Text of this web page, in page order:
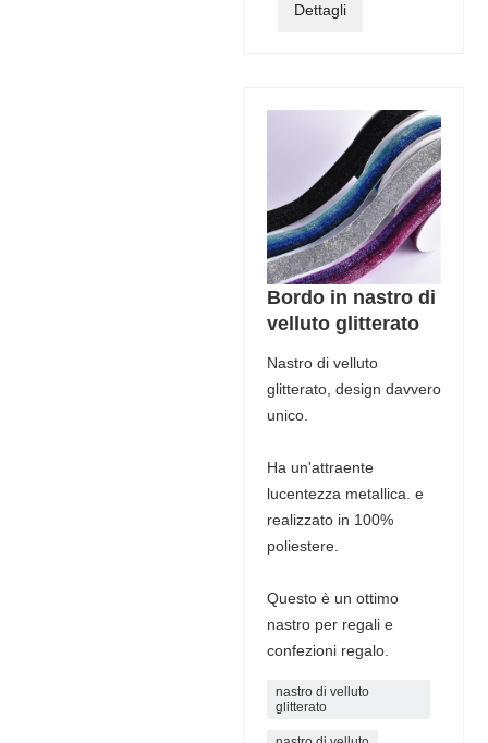
Dettagli
Bordo in nastro di
velluto glitterato
Nastro di velluto
glitterato, design davvero
unico.
Ha un'attraente
lucentezza metallica. e
realizzato in 100%
poliestere.
Questo è un ottimo
nastro per regali e
confezioni regalo.
nastro di velluto
glitterato